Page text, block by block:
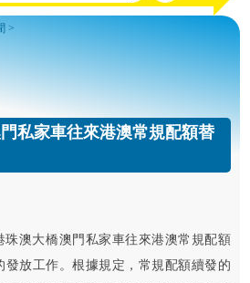
>
私家車往來港澳常規配額替
珠澳大橋澳門私家車往來港澳常規配額
發放工作。根據規定，常規配額續發的